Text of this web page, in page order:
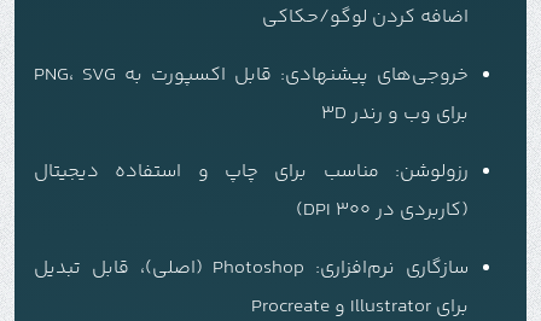
اضافه کردن لوگو/حکاکی
خروجی‌های پیشنهادی: قابل اکسپورت به PNG، SVG
برای وب و رندر 3D
رزولوشن: مناسب برای چاپ و استفاده دیجیتال
(کاربردی در 300 DPI)
سازگاری نرم‌افزاری: Photoshop (اصلی)، قابل تبدیل
برای Illustrator و Procreate